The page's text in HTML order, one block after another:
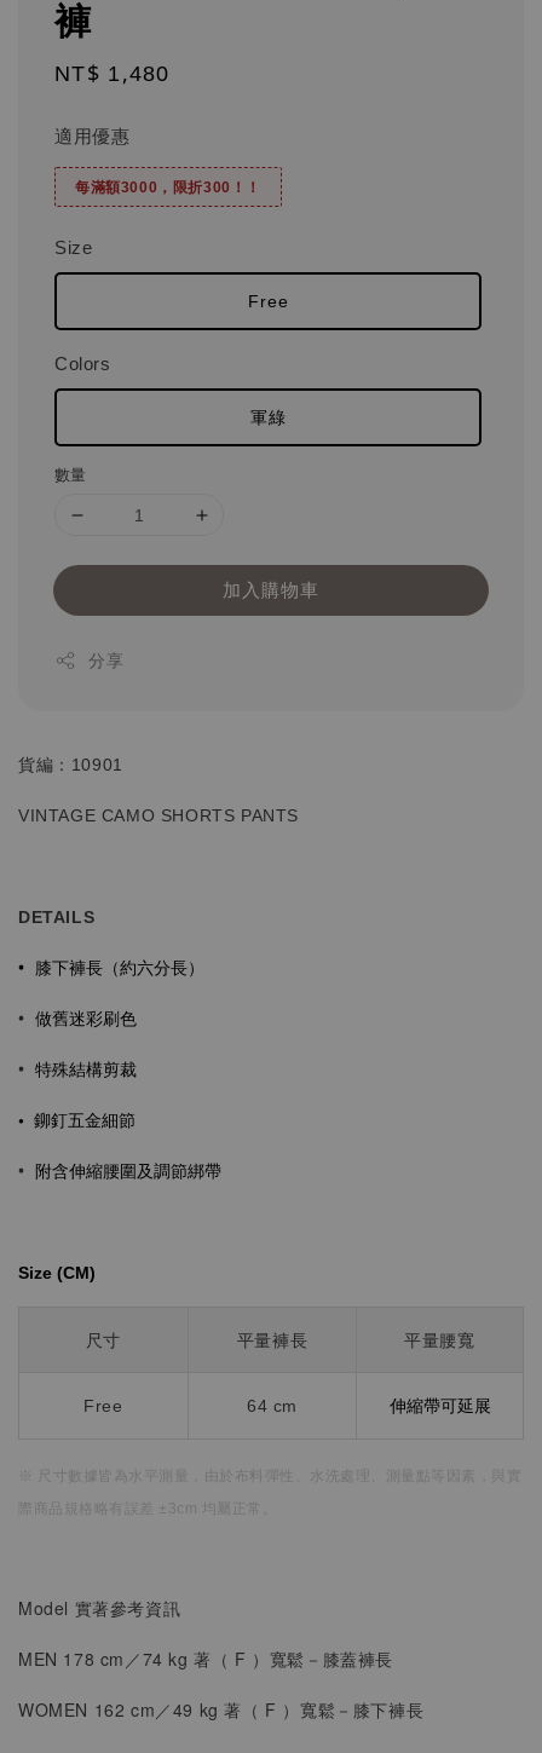
褲
Regular
NT$ 1,480
適用優惠
每滿額3000，限折300！！
Size
Free
Colors
軍綠
數量
加入購物車
分享
貨編：10901
VINTAGE CAMO SHORTS PANTS
DETAILS
• 膝下褲長（約六分長）
• 做舊迷彩刷色
• 特殊結構剪裁
• 鉚釘五金細節
• 附含伸縮腰圍及調節綁帶
Size (CM)⁡⁡
尺寸 平量褲長 平量腰寬
Free 64 cm 伸縮帶可延展
※ 尺寸數據皆為水平測量， 由於布料彈性、水洗處理、測量點等因素，
際商品規格略有誤差 ±3cm 均屬正常。
Model 實著參考資訊
MEN 178 cm／74 kg 著（ F ）寬鬆 －膝蓋褲長
WOMEN 162 cm／49 kg 著（ F ）寬鬆－ 膝下褲長